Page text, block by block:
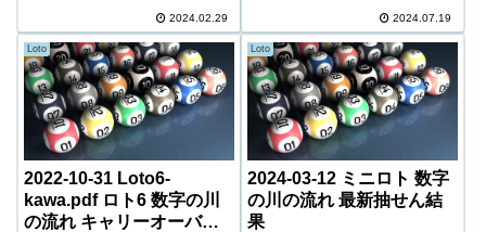
11,000円 5等125,656口 1,000円
キャリーオーバー 238,67...
2024.02.29
8,300円 5等118,488口 1,300円 6
等180,140口 1,100...
2024.07.19
Loto
2022-10-31 Loto6-
kawa.pdf ロト6 数字の川
の流れ キャリーオーバー
Loto
2024-03-12 ミニロト 数字
の川の流れ 最新抽せん結
果